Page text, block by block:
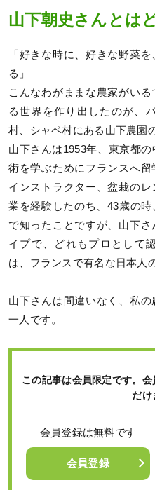
山下朝史さんとは
「好きな時に、好きな野菜
る」
こんなわがままな農家がい
る世界を作り出したのが、
村、シャペ村にある山下農園
山下さんは1953年、東京都
術を学ぶためにフランスへ
インストラクター、盆栽の
業を経験したのち、43歳の
で知ったことですが、山下
イプで、どれもプロとして
は、フランスで有名な日本人
山下さんは間違いなく、私
一人です。
この記事は会員限定です。
だけ
会員登録は無料です
会員登録